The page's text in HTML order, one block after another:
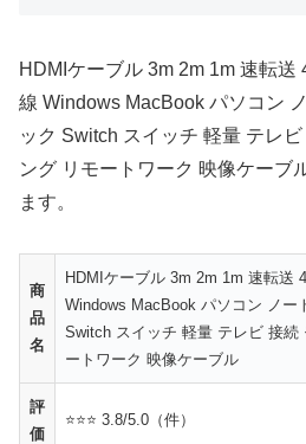
HDMIケーブル 3m 2m 1m 速転送
線 Windows MacBook パソコン
ック Switch スイッチ 軽量 テレ
ング リモートワーク 映像ケーブ
ます。
商
品
名
HDMIケーブル 3m 2m 1m 速転送
Windows MacBook パソコン ノー
Switch スイッチ 軽量 テレビ 接続
ートワーク 映像ケーブル
評
価
⭐⭐⭐ 3.8/5.0（件）